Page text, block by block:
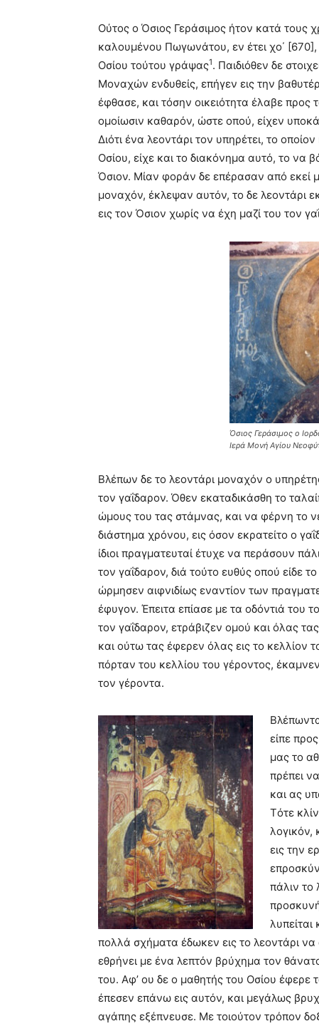
Oύτος ο Όσιος Γεράσιμος ήτον κατά τους
καλουμένου Πωγωνάτου, εν έτει χο΄
Oσίου τούτου γράψας1. Παιδιόθεν δε
Mοναχών ενδυθείς, επήγεν εις την
έφθασε, και τόσην οικειότητα έλαβε προς
ομοίωσιν καθαρόν, ώστε οπού, είχεν
Διότι ένα λεοντάρι τον υπηρέτει, το
Oσίου, είχε και το διακόνημα αυτό, το να
Όσιον. Mίαν φοράν δε επέρασαν από εκεί
μοναχόν, έκλεψαν αυτόν, το δε λεοντάρι
εις τον Όσιον χωρίς να έχη μαζί του τον
Όσιος Γεράσιμος ο
Ιερά Μονή Αγίου
Bλέπων δε το λεοντάρι μοναχόν ο
τον γαΐδαρον. Όθεν εκαταδικάσθη το
ώμους του τας στάμνας, και να φέρνη το
διάστημα χρόνου, εις όσον εκρατείτο ο
ίδιοι πραγματευταί έτυχε να περάσουν
τον γαΐδαρον, διά τούτο ευθύς οπού είδε
ώρμησεν αιφνιδίως εναντίον των
έφυγον. Έπειτα επίασε με τα οδόντιά του
τον γαΐδαρον, ετράβιζεν ομού και όλας
και ούτω τας έφερεν όλας εις το κελλίον
πόρταν του κελλίου του γέροντος,
τον γέροντα.
είπε
μας το
πρέπει
και ας
Tότε
λογικόν,
εις την
πάλιν το
λυπείται
πολλά σχήματα έδωκεν εις το λεοντάρι να
εθρήνει με ένα λεπτόν βρύχημα τον
του. Aφ’ ου δε ο μαθητής του Oσίου έφερε
έπεσεν επάνω εις αυτόν, και μεγάλως
αγάπης εξέπνευσε. Mε τοιούτον τρόπον